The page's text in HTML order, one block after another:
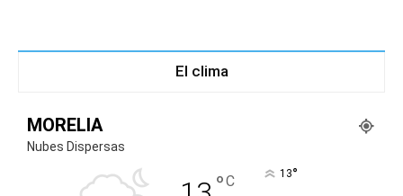
El clima
MORELIA
Nubes Dispersas
°C 13°